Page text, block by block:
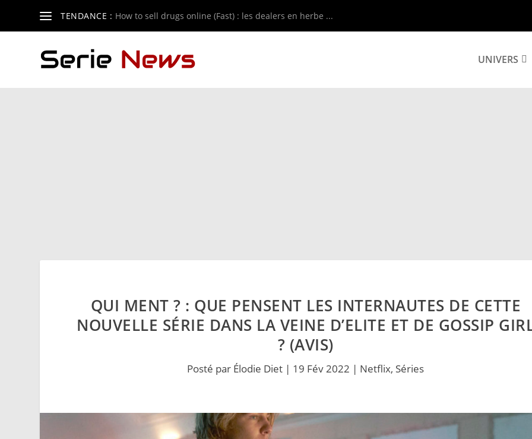
TENDANCE : How to sell drugs online (Fast) : les dealers en herbe ...
UNIVERS
QUI MENT ? : QUE PENSENT LES INTERNAUTES DE CETTE
NOUVELLE SÉRIE DANS LA VEINE D’ELITE ET DE GOSSIP
? (AVIS)
Posté par Élodie Diet | 19 Fév 2022 | Netflix, Séries